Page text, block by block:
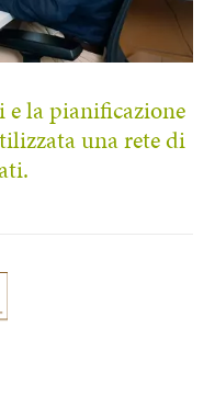
la pianificazione
una rete di